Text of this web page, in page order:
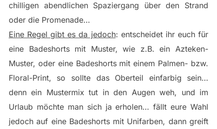
chilligen abendlichen Spaziergang über den Strand
oder die Promenade…
Eine Regel gibt es da jedoch: entscheidet ihr euch für
eine Badeshorts mit Muster, wie z.B. ein Azteken-
Muster, oder eine Badeshorts mit einem Palmen- bzw.
Floral-Print, so sollte das Oberteil einfarbig sein…
denn ein Mustermix tut in den Augen weh, und im
Urlaub möchte man sich ja erholen… fällt eure Wahl
jedoch auf eine Badeshorts mit Unifarben, dann greift